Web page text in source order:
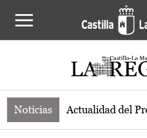
Noticias de la
Noticias Actualidad del